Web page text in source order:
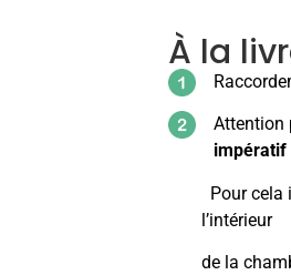
À la
Attention
impératif
Pour cela
l’intérieur
de la